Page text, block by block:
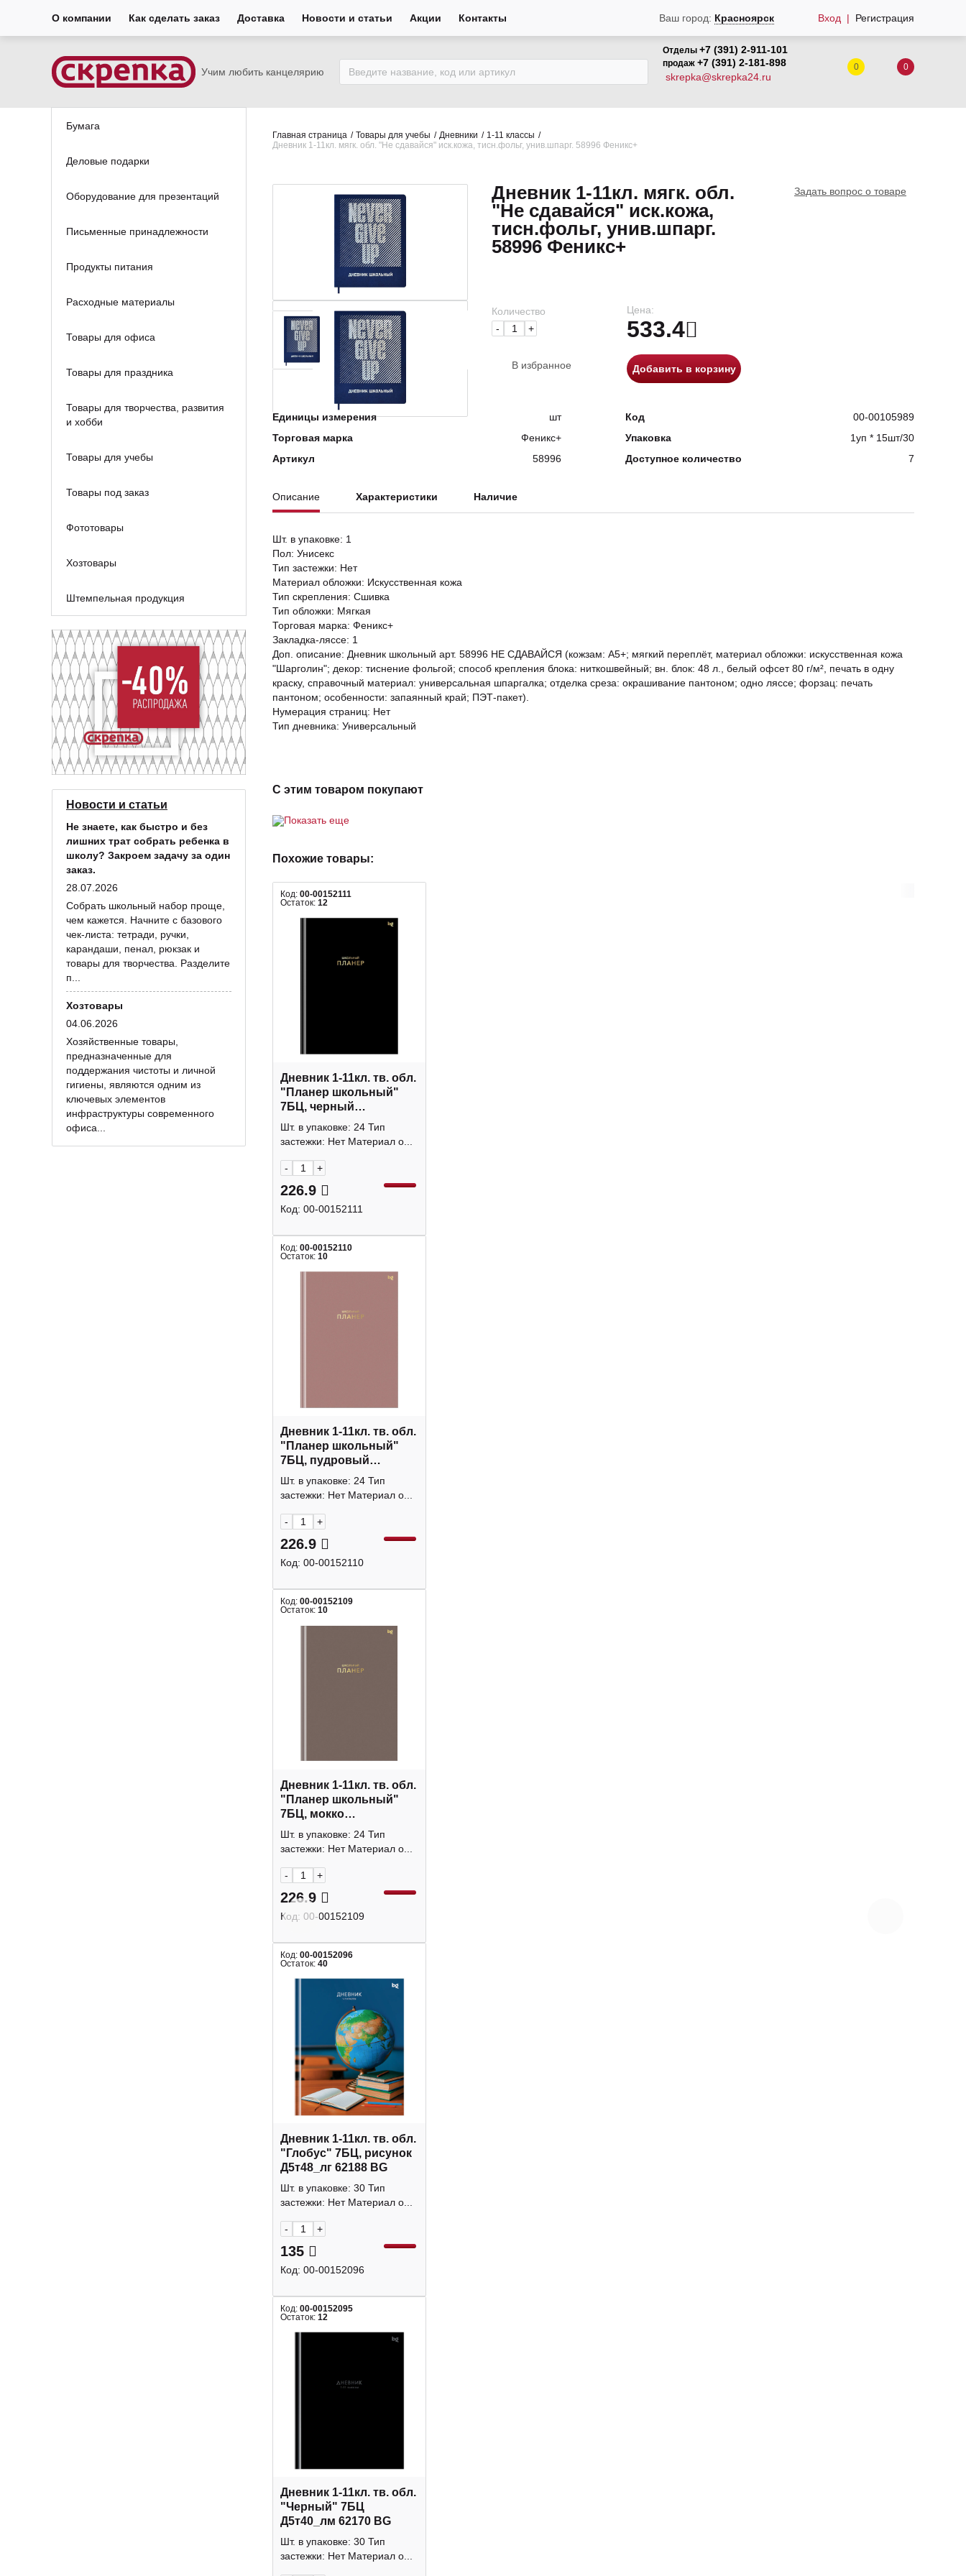
О компании Как сделать заказ Доставка Новости и статьи Акции Контакты Ваш город: Красноярск Вход Регистрация
Учим любить канцелярию
Отделы +7 (391) 2-911-101
продаж +7 (391) 2-181-898
skrepka@skrepka24.ru
0 0
Бумага
Деловые подарки
Оборудование для презентаций
Письменные принадлежности
Продукты питания
Расходные материалы
Товары для офиса
Товары для праздника
Товары для творчества, развития
и хобби
Товары для учебы
Товары под заказ
Фототовары
Хозтовары
Штемпельная продукция
Новости и статьи
Не знаете, как быстро и без
лишних трат собрать ребенка в
школу? Закроем задачу за один
заказ.
28.07.2026
Собрать школьный набор проще,
чем кажется. Начните с базового
чек-листа: тетради, ручки,
карандаши, пенал, рюкзак и
товары для творчества. Разделите
п...
Хозтовары
04.06.2026
Хозяйственные товары,
предназначенные для
поддержания чистоты и личной
гигиены, являются одним из
ключевых элементов
инфраструктуры современного
офиса...
Главная страница Товары для учебы Дневники
1-11 классы
Дневник 1-11кл. мягк. обл. "Не сдавайся" иск.кожа, тисн.фольг, унив.шпарг. 58996 Феникс+
Дневник 1-11кл. мягк. обл.
"Не сдавайся" иск.кожа,
тисн.фольг, унив.шпарг.
58996 Феникс+
Задать вопрос о товаре
Количество
-
+
В избранное
Цена:
533.4
Добавить в корзину
Единицы измерения шт Код
00-00105989
Торговая марка
Феникс+ Упаковка
1уп * 15шт/30
Артикул
58996 Доступное количество 7
Описание Характеристики Наличие
Шт. в упаковке: 1
Пол: Унисекс
Тип застежки: Нет
Материал обложки: Искусственная кожа
Тип скрепления: Сшивка
Тип обложки: Мягкая
Торговая марка: Феникс+
Закладка-ляссе: 1
Доп. описание: Дневник школьный арт. 58996 НЕ СДАВАЙСЯ (кожзам: А5+; мягкий переплёт, материал обложки: искусственная кожа
"Шарголин"; декор: тиснение фольгой; способ крепления блока: ниткошвейный; вн. блок: 48 л., белый офсет 80 г/м², печать в одну
краску, справочный материал: универсальная шпаргалка; отделка среза: окрашивание пантоном; одно ляссе; форзац: печать
пантоном; особенности: запаянный край; ПЭТ-пакет).
Нумерация страниц: Нет
Тип дневника: Универсальный
С этим товаром покупают
Показать еще
Похожие товары:
Код: 00-00152111
Остаток: 12
Дневник 1-11кл. тв. обл.
"Планер школьный"
7БЦ, черный
Пш5т64_лм_тф 06323
Шт. в упаковке: 24 Тип
застежки: Нет Материал о...
- +
226.9
Код: 00-00152111
Код: 00-00152110
Остаток: 10
Дневник 1-11кл. тв. обл.
"Планер школьный"
7БЦ, пудровый
Пш5т64_лм_тф 06324
Шт. в упаковке: 24 Тип
застежки: Нет Материал о...
- +
226.9
Код: 00-00152110
Код: 00-00152109
Остаток: 10
Дневник 1-11кл. тв. обл.
"Планер школьный"
7БЦ, мокко
Пш5т64_лм_тф 06327
Шт. в упаковке: 24 Тип
застежки: Нет Материал о...
- +
226.9
Код: 00-00152109
Код: 00-00152096
Остаток: 40
Дневник 1-11кл. тв. обл.
"Глобус" 7БЦ, рисунок
Д5т48_лг 62188 BG
Шт. в упаковке: 30 Тип
застежки: Нет Материал о...
- +
135
Код: 00-00152096
Код: 00-00152095
Остаток: 12
Дневник 1-11кл. тв. обл.
"Черный" 7БЦ
Д5т40_лм 62170 BG
Шт. в упаковке: 30 Тип
застежки: Нет Материал о...